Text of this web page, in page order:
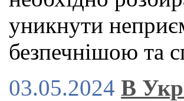
уникнути
безпечнішою та
03.05.2024 В